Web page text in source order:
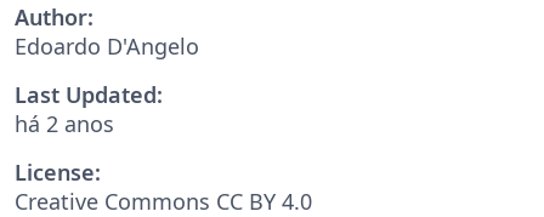
Author:
Edoardo D'Angelo
Last Updated:
há 2 anos
License:
Creative Commons CC BY 4.0